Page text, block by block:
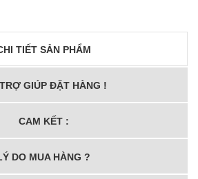
TIẾT SẢN PHẨM
GIÚP ĐẶT HÀNG !
CAM KẾT :
DO MUA HÀNG ?